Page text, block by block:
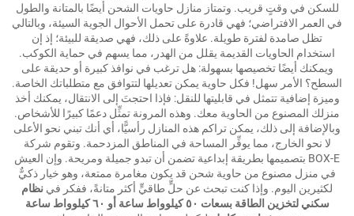
للسكن في وقتٍ قريب. وتمتاز منازل حاويات الشحن أيضًا بالمتانة والطول
في العمر الافتراضي؛ فهي قادرة على تحمل الأحوال الجوية السيئة، وبالتالي
تظل صامدة لفترة طويلة. علاوةً على ذلك، فهي صديقة للبيئة؛ إذ إن
استخدام الحاويات القديمة يقلل من الهدر، مما يسهم في حماية الكوكب.
ويمكنك أيضًا تخصيصها بسهولة: هل ترغب في نوافذ كبيرة أو حديقة على
السطح؟ الأمر سهل! فكل حاوية يمكن تعديلها لتتوافق مع متطلباتك الخاصة.
وميزة إضافية تتمثل في قابليتها للنقل: فإذا احتجتَ إلى الانتقال، يمكنك أخذ
منزلك المصنوع من الحاوية معك. وهذه المرونة تمثِّل دعمًا كبيرًا للأشخاص.
وبالإضافة إلى ذلك، يمكن تراكم هذه المنازل رأسيًّا، أي أنك تبني نحو الأعلى
لا نحو الخارج، مما يوفِّر المساحة في المناطق المزدحمة. وتقوم شركة
BOX-E بتصميمها بطريقة إبداعية تضمن أن تبدو جميلة ومريحة. وإن العيش
في منزل مصنوع من حاوية شحن قد يكون مغامرة ممتعة، وهو خيار ذكيٌّ
لكثيرين اليوم. وإذا كنت تبحث عن حلٍّ طاقيٍّ أكثر متانةً، ففكر في نظام
سكني لتخزين الطاقة بسعات ٥٠ كيلوواط ساعة أو ٦٠ كيلوواط ساعة